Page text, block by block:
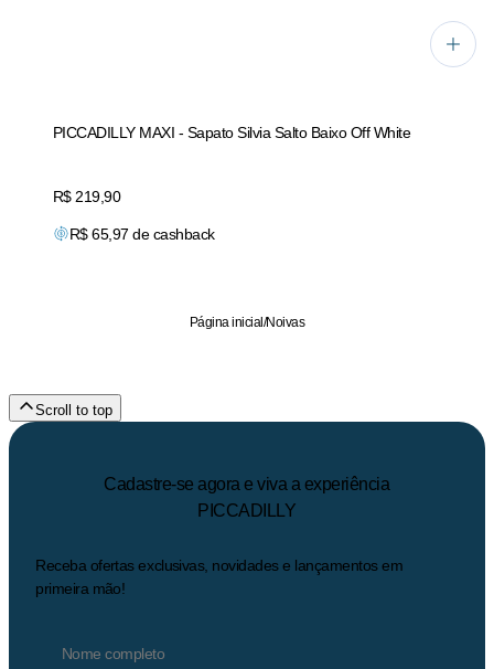
PICCADILLY MAXI - Sapato Silvia Salto Baixo Off White
Price:
R$ 219,90
R$65,97 de cashback
Página inicial/Noivas
Scroll to top
Cadastre-se agora e viva a experiência
PICCADILLY
Receba ofertas exclusivas, novidades e lançamentos em
primeira mão!